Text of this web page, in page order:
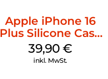
Apple iPhone 16
Plus Silicone Case
MagSafe Plum
39,90€
inkl. MwSt.